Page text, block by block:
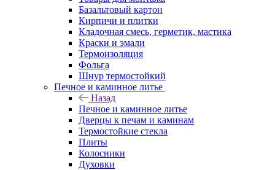
Базальтовый картон
Кирпичи и плитки
Кладочная смесь, герметик, мастика
Краски и эмали
Термоизоляция
Фольга
Шнур термостойкий
Печное и каминное литье
Назад
Печное и каминное литье
Дверцы к печам и каминам
Термостойкие стекла
Плиты
Колосники
Духовки